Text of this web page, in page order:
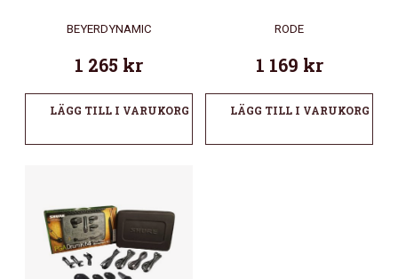
BEYERDYNAMIC
1 265 kr
LÄGG TILL I VARUKORG
RODE
1 169 kr
LÄGG TILL I VARUKORG